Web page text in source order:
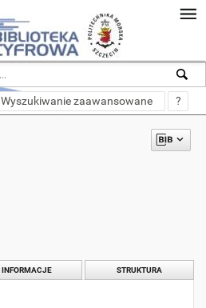
Wyszukiwanie zaawansowane ?
INFORMACJE STRUKTURA